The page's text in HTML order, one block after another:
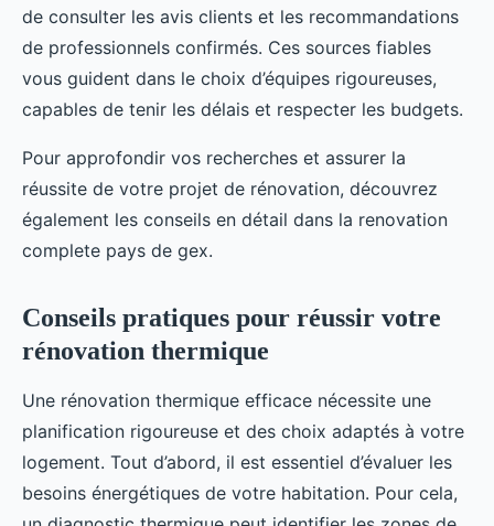
de consulter les avis clients et les recommandations
de professionnels confirmés. Ces sources fiables
vous guident dans le choix d’équipes rigoureuses,
capables de tenir les délais et respecter les budgets.
Pour approfondir vos recherches et assurer la
réussite de votre projet de rénovation, découvrez
également les conseils en détail dans la renovation
complete pays de gex.
Conseils pratiques pour réussir votre
rénovation thermique
Une rénovation thermique efficace nécessite une
planification rigoureuse et des choix adaptés à votre
logement. Tout d’abord, il est essentiel d’évaluer les
besoins énergétiques de votre habitation. Pour cela,